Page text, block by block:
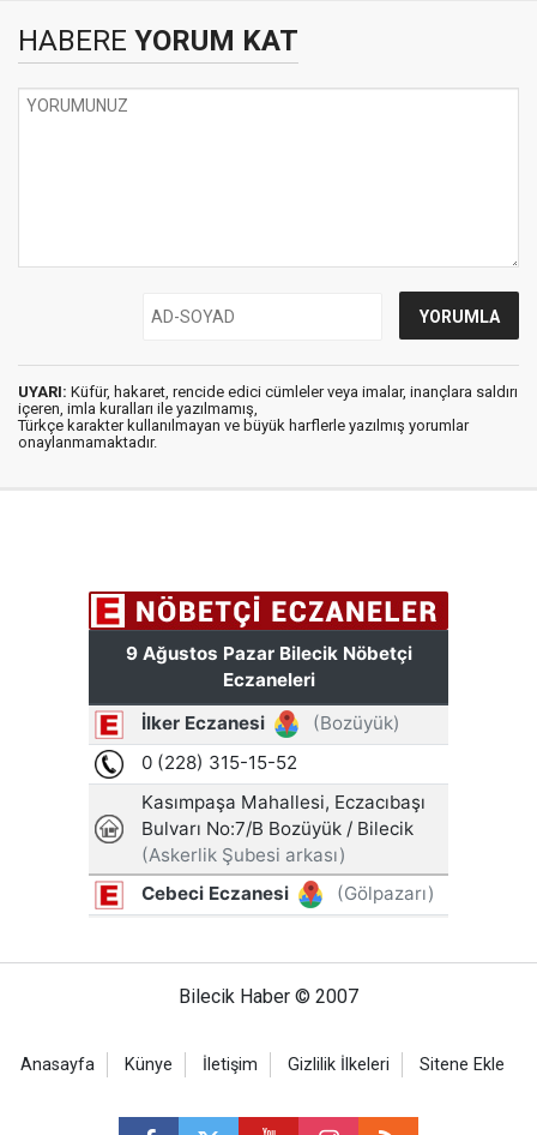
HABERE YORUM KAT
UYARI: Küfür, hakaret, rencide edici cümleler veya imalar, inançlara saldırı
içeren, imla kuralları ile yazılmamış,
Türkçe karakter kullanılmayan ve büyük harflerle yazılmış yorumlar
onaylanmamaktadır.
Bilecik Haber © 2007
Anasayfa Künye İletişim Gizlilik İlkeleri Sitene Ekle